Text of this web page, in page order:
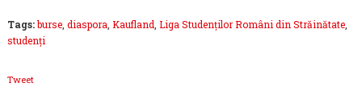
Tags:burse, diaspora Kaufland Liga Studenţilor Români din Străinătate,
studenți
Tweet